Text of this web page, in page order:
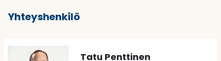
Yhteyshenkilö
Tatu Penttinen